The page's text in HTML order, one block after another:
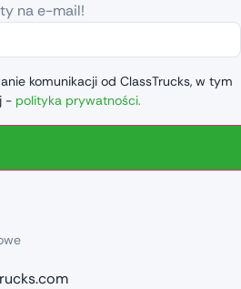
na e-mail!
komunikacji od ClassTrucks, w tym
- polityka prywatności.